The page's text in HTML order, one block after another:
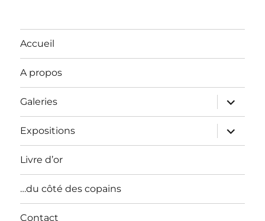
Accueil
A propos
Galeries
ouvrir
le
sous-
menu
Expositions
ouvrir
le
sous-
Livre d’or
…du côté des copains
Contact